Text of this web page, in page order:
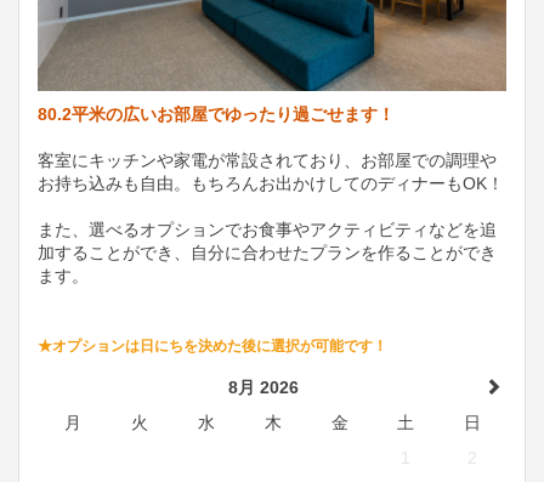
80.2平米の広いお部屋でゆったり過ごせます！
客室にキッチンや家電が常設されており、お部屋での調理や
お持ち込みも自由。もちろんお出かけしてのディナーもOK！
また、選べるオプションでお食事やアクティビティなどを追
加することができ、自分に合わせたプランを作ることができ
ます。
★オプションは日にちを決めた後に選択が可能です！
8月 2026
月
火 水 木 金 土
日
2